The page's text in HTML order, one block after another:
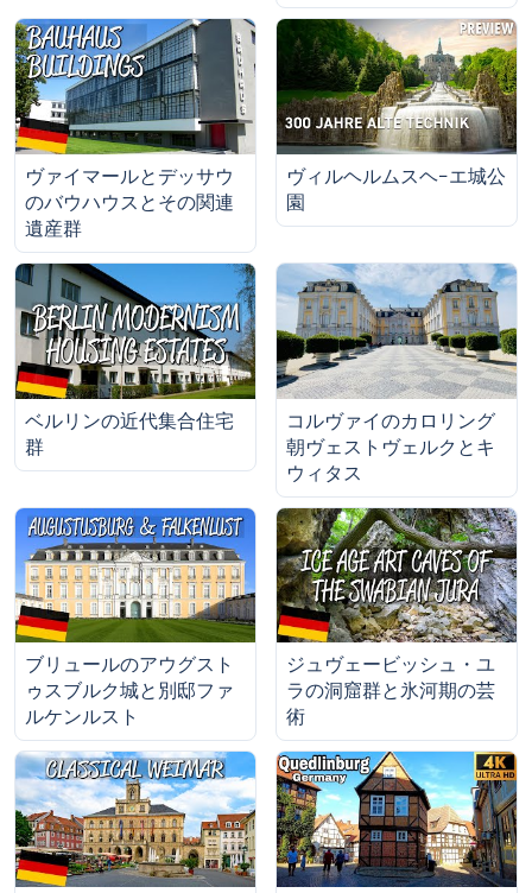
ヴァイマールとデッサウ
のバウハウスとその関連
遺産群
ヴィルヘルムスヘ−エ城公
園
ベルリンの近代集合住宅
群
コルヴァイのカロリング
朝ヴェストヴェルクとキ
ウィタス
ブリュールのアウグスト
ゥスブルク城と別邸ファ
ルケンルスト
ジュヴェービッシュ・ユ
ラの洞窟群と氷河期の芸
術